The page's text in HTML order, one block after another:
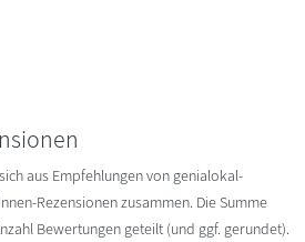
aus Empfehlungen von genialokal-
Rezensionen zusammen. Die Summe
Bewertungen geteilt (und ggf. gerundet).